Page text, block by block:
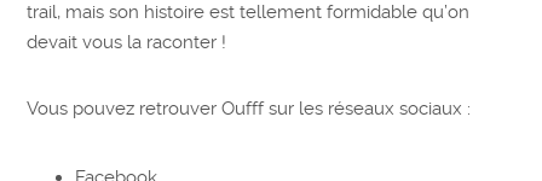
trail, mais son histoire est tellement formidable qu’on
devait vous la raconter !
Vous pouvez retrouver Oufff sur les réseaux sociaux :